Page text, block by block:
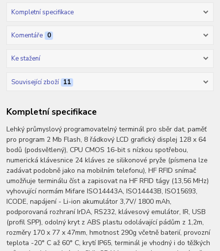
Kompletní specifikace
Komentáře 0
Ke stažení
Související zboží 11
Kompletní specifikace
Lehký průmyslový programovatelný terminál pro sběr dat, paměť
pro program 2 Mb Flash, 8 řádkový LCD grafický displej 128 x 64
bodů (podsvětlený), CPU CMOS 16-bit s nízkou spotřebou,
numerická klávesnice 24 kláves ze silikonové pryže (písmena lze
zadávat podobně jako na mobilním telefonu), HF RFID snímač
umožňuje terminálu číst a zapisovat na HF RFID tágy (13,56 MHz)
vyhovující normám Mifare ISO14443A, ISO14443B, ISO15693,
ICODE, napájení - Li-ion akumulátor 3,7V/ 1800 mAh,
podporovaná rozhraní IrDA, RS232, klávesový emulátor, IR, USB
(profil SPP), odolný kryt z ABS plastu odolávající pádům z 1,2m,
rozměry 170 x 77 x 47mm, hmotnost 290g včetně baterií, provozní
teplota -20° C až 60° C, krytí IP65, terminál je vhodný i do těžkých